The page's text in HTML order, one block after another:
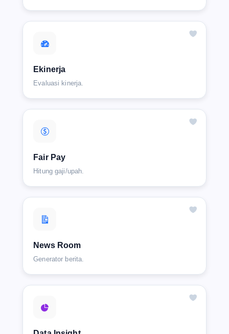
Ekinerja
Evaluasi kinerja.
Fair Pay
Hitung gaji/upah.
News Room
Generator berita.